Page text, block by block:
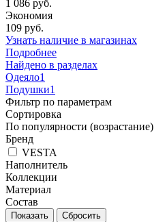
1 086 руб.
Экономия
109 руб.
Узнать наличие в магазинах
Подробнее
Найдено в разделах
Одеяло1
Подушки1
Фильтр по параметрам
Сортировка
По популярности (возрастание)
Бренд
VESTA
Наполнитель
Коллекции
Материал
Состав
Сбросить